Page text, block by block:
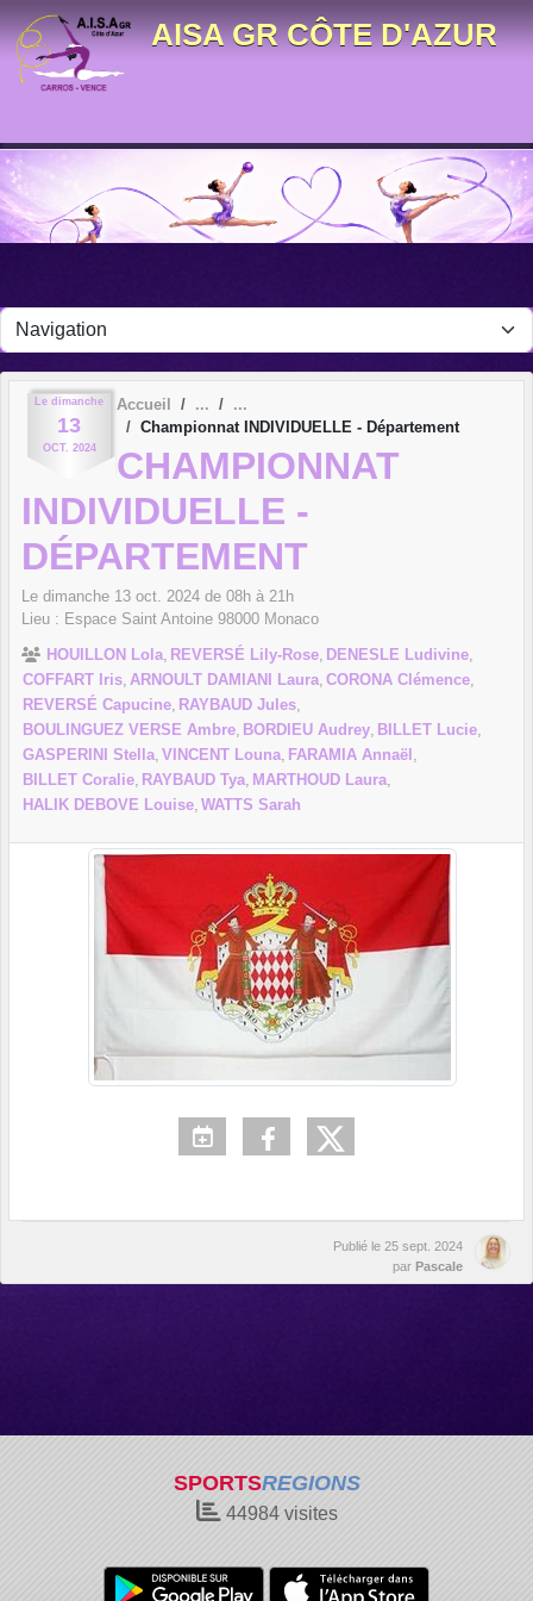
AISA GR CÔTE D'AZUR
Le dimanche
13
OCT. 2024
Accueil
Championnat INDIVIDUELLE - Département
CHAMPIONNAT
INDIVIDUELLE -
DÉPARTEMENT
Le dimanche 13 oct. 2024 de 08h à 21h
Lieu : Espace Saint Antoine 98000 Monaco
HOUILLON Lola REVERSÉ Lily-Rose DENESLE Ludivine
COFFART Iris ARNOULT DAMIANI Laura CORONA Clémence
REVERSÉ Capucine RAYBAUD Jules
BOULINGUEZ VERSE Ambre BORDIEU Audrey BILLET Lucie
GASPERINI Stella VINCENT Louna FARAMIA Annaël
BILLET Coralie RAYBAUD Tya MARTHOUD Laura
HALIK DEBOVE Louise WATTS Sarah
Publié le 25 sept. 2024
par Pascale
SPORTSREGIONS
44984visites
Panneau de gestion des cookies